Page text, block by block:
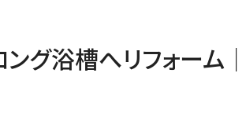
ング浴槽へリフォーム